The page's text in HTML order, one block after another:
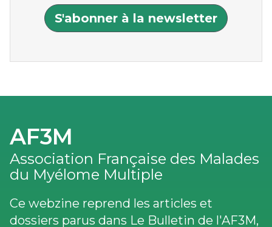
S'abonner à la newsletter
AF3M
Association Française des Malades
du Myélome Multiple
Ce webzine reprend les articles et
dossiers parus dans Le Bulletin de l'AF3M,